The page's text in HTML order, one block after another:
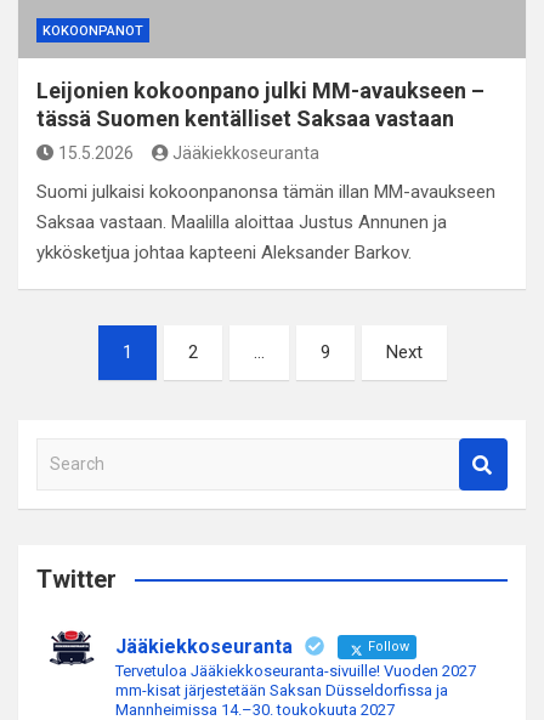
KOKOONPANOT
Leijonien kokoonpano julki MM-avaukseen –
tässä Suomen kentälliset Saksaa vastaan
15.5.2026 Jääkiekkoseuranta
Suomi julkaisi kokoonpanonsa tämän illan MM-avaukseen
Saksaa vastaan. Maalilla aloittaa Justus Annunen ja
ykkösketjua johtaa kapteeni Aleksander Barkov.
Artikkelien
sivutus
1 2 … 9 Next
a
c
Twitter
Jääkiekkoseuranta Follow
Tervetuloa Jääkiekkoseuranta-sivuille! Vuoden 2027
mm-kisat järjestetään Saksan Düsseldorfissa ja
Mannheimissa 14.–30. toukokuuta 2027